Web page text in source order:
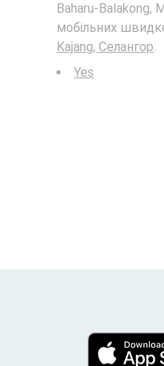
Baharu-Balakong,
мобільних
Kajang, Селангор.
Yes